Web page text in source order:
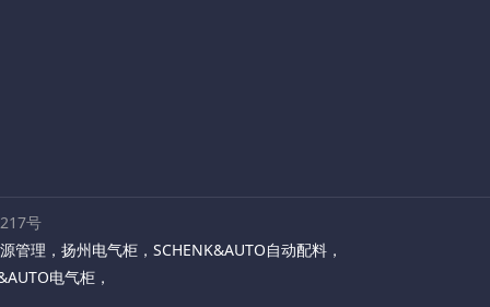
号
管理 ， 扬州电气柜， SCHENK&AUTO自动配料，
电气柜 ，